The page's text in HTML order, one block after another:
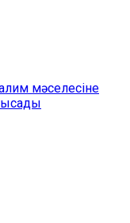
мәселесіне